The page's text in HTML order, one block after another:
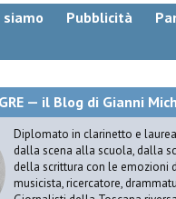
siamo Pubblicità
— il Blog di Gianni
Diplomato in clarinetto e
dalla scena alla scuola, dalla
della scrittura con le emozioni
musicista, ricercatore,